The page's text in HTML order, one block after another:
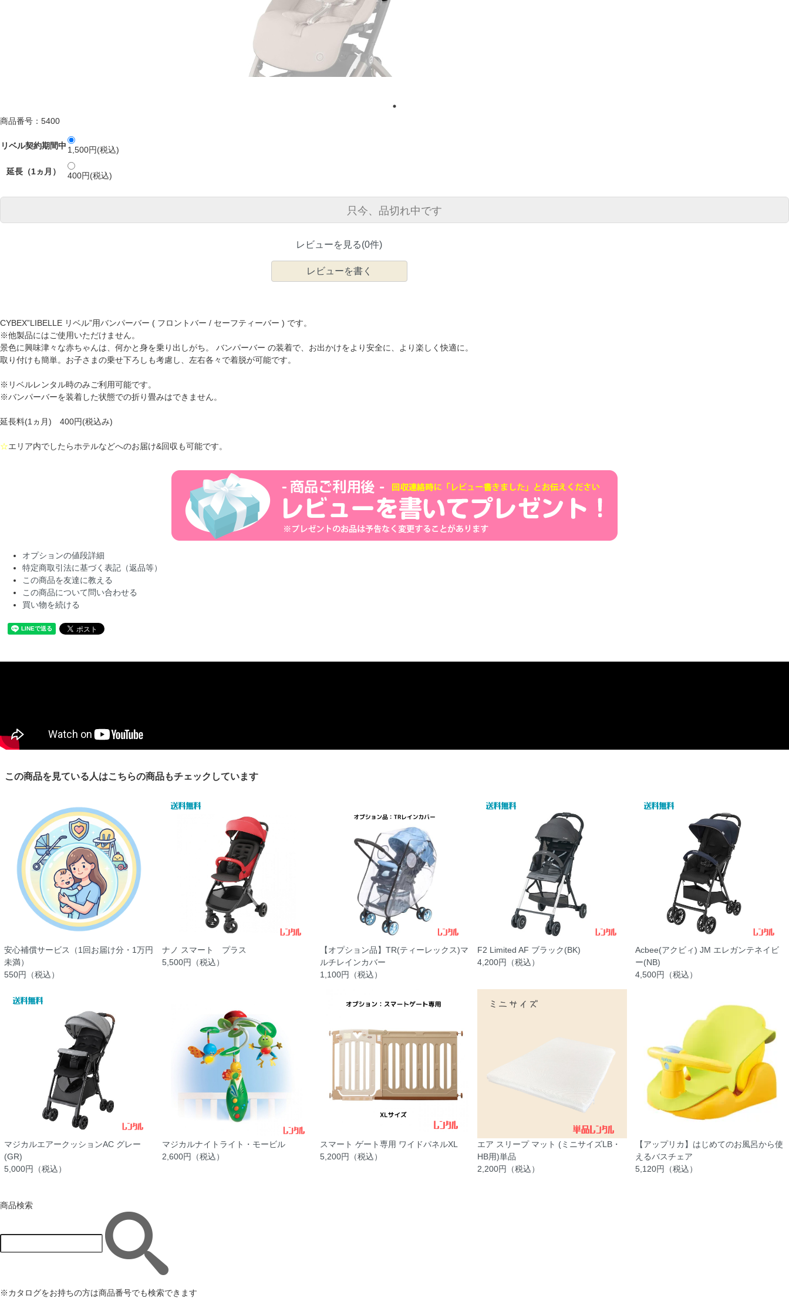
商品番号：5400
リベル契約期間中 1,500円(税込)
延長（1ヵ月） 400円(税込)
只今、品切れ中です
レビューを見る(0件)
レビューを書く
CYBEX”LIBELLE リベル”用バンパーバー ( フロントバー / セーフティーバー ) です。
※他製品にはご使用いただけません。
景色に興味津々な赤ちゃんは、何かと身を乗り出しがち。 バンパーバー の装着で、お出かけをより安全に、より楽しく快適に。
取り付けも簡単。お子さまの乗せ下ろしも考慮し、左右各々で着脱が可能です。
※リベルレンタル時のみご利用可能です。
※バンパーバーを装着した状態での折り畳みはできません。
延長料(1ヵ月) 400円(税込み)
☆エリア内でしたらホテルなどへのお届け&回収も可能です。
オプションの値段詳細
特定商取引法に基づく表記（返品等）
この商品を友達に教える
この商品について問い合わせる
買い物を続ける
この商品を見ている人はこちらの商品もチェックしています
安心補償サービス（1回お届け分・1万円
未満）
550円（税込）
ナノ スマート プラス
5,500円（税込）
【オプション品】TR(ティーレックス)マ
ルチレインカバー
1,100円（税込）
F2 Limited AF ブラック(BK)
4,200円（税込）
Acbee(アクビィ) JM エレガンテネイビ
ー(NB)
4,500円（税込）
マジカルエアークッションAC グレー
(GR)
5,000円（税込）
マジカルナイトライト・モービル
2,600円（税込）
スマート ゲート専用 ワイドパネルXL
5,200円（税込）
エア スリープ マット (ミニサイズLB・
HB用)単品
2,200円（税込）
【アップリカ】はじめてのお風呂から使
えるバスチェア
5,120円（税込）
商品検索
※カタログをお持ちの方は商品番号でも検索できます